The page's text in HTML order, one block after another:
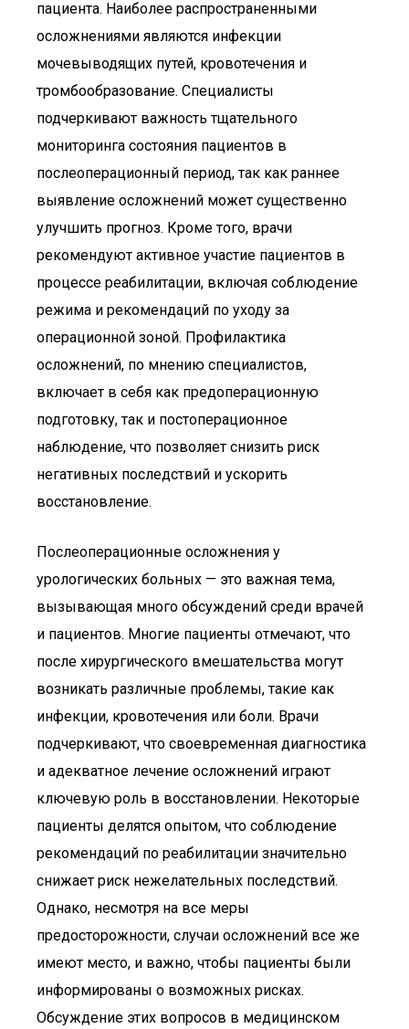
пациента. Наиболее распространенными
осложнениями являются инфекции
мочевыводящих путей, кровотечения и
тромбообразование. Специалисты
подчеркивают важность тщательного
мониторинга состояния пациентов в
послеоперационный период, так как раннее
выявление осложнений может существенно
улучшить прогноз. Кроме того, врачи
рекомендуют активное участие пациентов в
процессе реабилитации, включая соблюдение
режима и рекомендаций по уходу за
операционной зоной. Профилактика
осложнений, по мнению специалистов,
включает в себя как предоперационную
подготовку, так и постоперационное
наблюдение, что позволяет снизить риск
негативных последствий и ускорить
восстановление.
Послеоперационные осложнения у
урологических больных — это важная тема,
вызывающая много обсуждений среди врачей
и пациентов. Многие пациенты отмечают, что
после хирургического вмешательства могут
возникать различные проблемы, такие как
инфекции, кровотечения или боли. Врачи
подчеркивают, что своевременная диагностика
и адекватное лечение осложнений играют
ключевую роль в восстановлении. Некоторые
пациенты делятся опытом, что соблюдение
рекомендаций по реабилитации значительно
снижает риск нежелательных последствий.
Однако, несмотря на все меры
предосторожности, случаи осложнений все же
имеют место, и важно, чтобы пациенты были
информированы о возможных рисках.
Обсуждение этих вопросов в медицинском